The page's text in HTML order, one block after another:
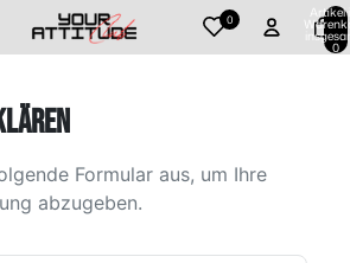
0 Artikel
0
Formular aus, um Ihre
abzugeben.